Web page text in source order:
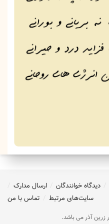
دیدگاه خوانندگان
ارسال مدارک
سایت‌های مرتبط
تماس با من